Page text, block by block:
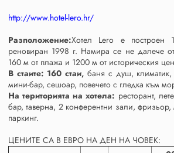
http://www.hotel-lero.hr/
Разположение:Хотел Lero е
реновиран 1998 г. Намира се не далече
160 м от плажа и 1200 м от историческия
В стаите: 160 стаи,баня с душ, климатик,
мини-бар, сешоар, повечето с гледка към
На територията на хотела: ресторант,
бар, таверна, 2 конферентни зали, фризьор,
паркинг.
ЦЕНИТЕ СА В ЕВРО НА ДЕН НА ЧОВЕК: